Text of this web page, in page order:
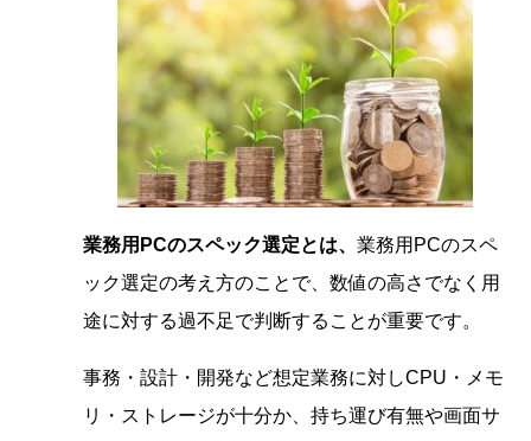
業務用PCのスペック選定とは、 業務用PCのスペ
ック選定の考え方のことで、数値の高さでなく用
途に対する過不足で判断することが重要です。
事務・設計・開発など想定業務に対しCPU・メモ
リ・ストレージが十分か、持ち運び有無や画面サ